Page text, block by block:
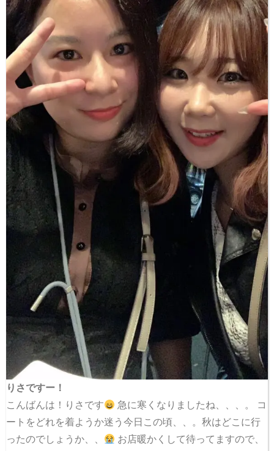
りさですー！
こんばんは！りさです
急に寒くなりましたね、、、。 コ
ートをどれを着ようか迷う今日この頃、、。秋はどこに行
ったのでしょうか、、
お店暖かくして待ってますので、